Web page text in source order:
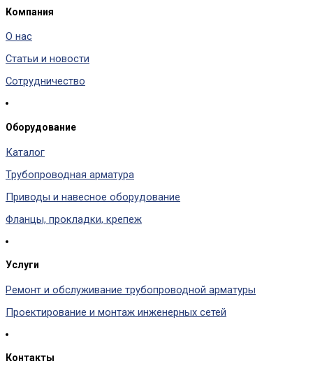
Компания
О нас
Статьи и новости
Сотрудничество
Оборудование
Каталог
Трубопроводная арматура
Приводы и навесное оборудование
Фланцы, прокладки, крепеж
Услуги
Ремонт и обслуживание трубопроводной арматуры
Проектирование и монтаж инженерных сетей
Контакты